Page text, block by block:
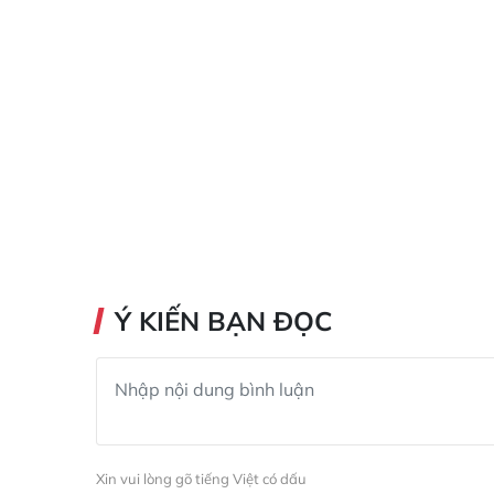
Ý KIẾN BẠN ĐỌC
Xin vui lòng gõ tiếng Việt có dấu